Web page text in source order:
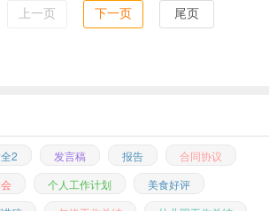
上一页 下一页 尾页
2 发言稿 报告
合同协议
个人工作计划
美食好评